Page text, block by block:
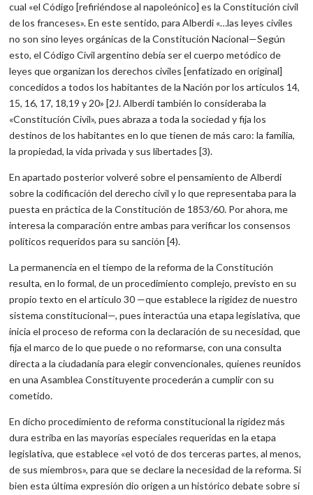
cual «el Código [refiriéndose al napoleónico] es la Constitución civil
de los franceses». En este sentido, para Alberdi «…las leyes civiles
no son sino leyes orgánicas de la Constitución Nacional—Según
esto, el Código Civil argentino debía ser el cuerpo metódico de
leyes que organizan los derechos civiles [enfatizado en original]
concedidos a todos los habitantes de la Nación por los artículos 14,
15, 16, 17, 18,19 y 20» [2J. Alberdi también lo consideraba la
«Constitución Civil», pues abraza a toda la sociedad y fija los
destinos de los habitantes en lo que tienen de más caro: la familia,
la propiedad, la vida privada y sus libertades [3).
En apartado posterior volveré sobre el pensamiento de Alberdi
sobre la codificación del derecho civil y lo que representaba para la
puesta en práctica de la Constitución de 1853/60. Por ahora, me
interesa la comparación entre ambas para verificar los consensos
políticos requeridos para su sanción [4).
La permanencia en el tiempo de la reforma de la Constitución
resulta, en lo formal, de un procedimiento complejo, previsto en su
propio texto en el artículo 30 —que establece la rigidez de nuestro
sistema constitucional—, pues interactúa una etapa legislativa, que
inicia el proceso de reforma con la declaración de su necesidad, que
fija el marco de lo que puede o no reformarse, con una consulta
directa a la ciudadanía para elegir convencionales, quienes reunidos
en una Asamblea Constituyente procederán a cumplir con su
cometido.
En dicho procedimiento de reforma constitucional la rigidez más
dura estriba en las mayorías especiales requeridas en la etapa
legislativa, que establece «el votó de dos terceras partes, al menos,
de sus miembros», para que se declare la necesidad de la reforma. Si
bien esta última expresión dio origen a un histórico debate sobre si